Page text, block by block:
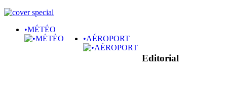
•MÉTÉO
•AÉROPORT
Editorial